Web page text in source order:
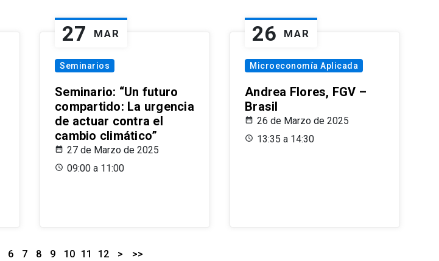
27 MAR
Seminarios
Seminario: “Un futuro
compartido: La urgencia
de actuar contra el
cambio climático”
27 de Marzo de 2025
09:00 a 11:00
26 MAR
Microeconomía Aplicada
Andrea Flores, FGV –
Brasil
26 de Marzo de 2025
13:35 a 14:30
6 7 8 9 10 11 12 > >>